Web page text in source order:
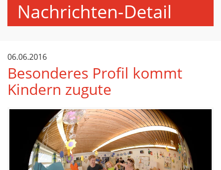
Nachrichten-Detail
06.06.2016
Besonderes Profil kommt
Kindern zugute